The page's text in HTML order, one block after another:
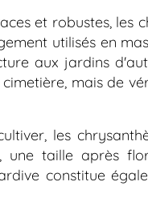
et robustes, les
utilisés en
aux jardins
mais de
les
une taille après
constitue